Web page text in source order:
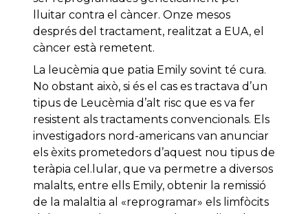
lluitar contra el càncer. Onze mesos
després del tractament, realitzat a EUA, el
càncer està remetent.
La leucèmia que patia Emily sovint té cura.
No obstant això, si és el cas es tractava d’un
tipus de Leucèmia d’alt risc que es va fer
resistent als tractaments convencionals. Els
investigadors nord-americans van anunciar
els èxits prometedors d’aquest nou tipus de
teràpia cel.lular, que va permetre a diversos
malalts, entre ells Emily, obtenir la remissió
de la malaltia al «reprogramar» els limfòcits